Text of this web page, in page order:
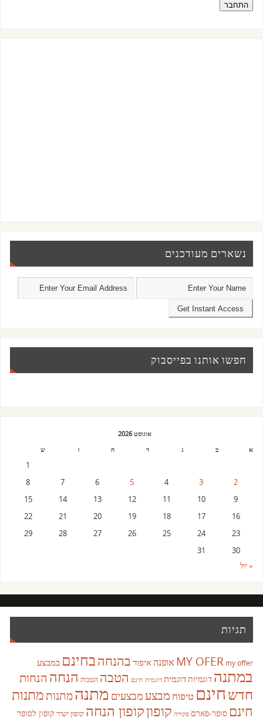
התחבר
נשארים מעודכנים
חפשו אותנו בפייסבוק
אוגוסט 2026
א
ב ג ד ה ו ש
1
2
3
4
5
6
7
8
9
10
11
12
13
14
15
16
17
18
19
20
21
22
23
24
25
26
27
28
29
30
31
« יול
תגיות
MY OFER my offer אופנהאיפור בהנחהבחינם במבצע
במתנה דוגמיותדוגמית דוגמית חינם הטבה הטבות הנחה הנחות
חדשחינם טיפוח מבצעמבצעים מתנהמתנותמתנות
חינם סופר-פארם סקירה קופוןקופון הנחה קופון ישיר קופון לסופר